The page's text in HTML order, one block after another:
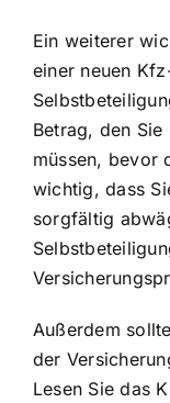
Ein weiterer
einer neuen
Betrag, den
müssen, bevor
wichtig, dass
sorgfältig
Außerdem
der
Lesen Sie das